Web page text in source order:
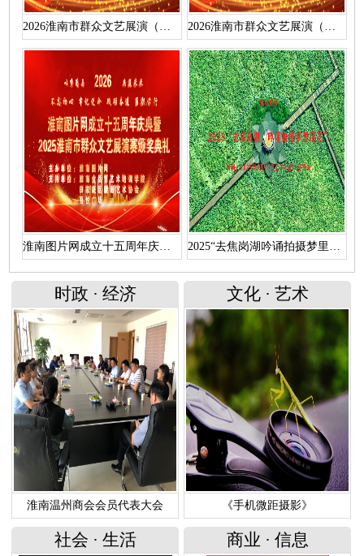
2026淮南市群众文艺展演（第二场）活动视频 2026淮南市群众文艺展演（第一场）活动视频
淮南图片网成立十五周年庆典暨 “2025淮南市群众文艺展演赛颁奖典礼”文艺演出（上） 2025“去焦岗湖吟诵拍摄梦里荷花”活动直播回放
时政 · 经济
淮南温州商会会员代表大会
文化 · 艺术
《手机微距摄影》
社会 · 生活 商业 · 信息